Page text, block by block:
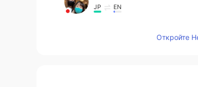
JP EN
Откройте